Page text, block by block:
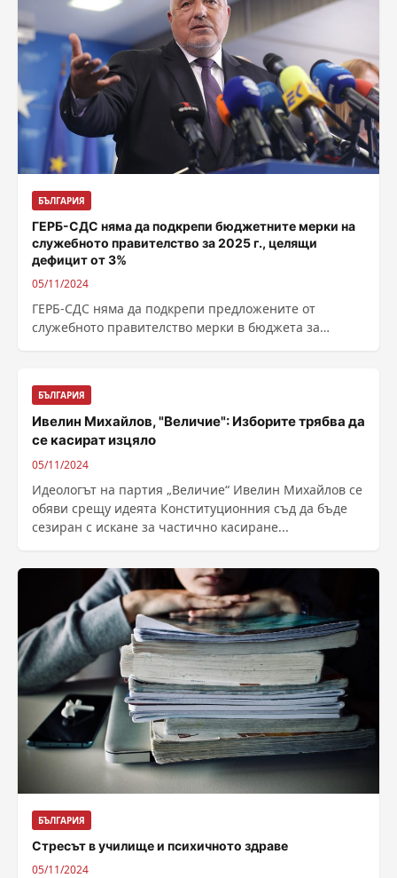
БЪЛГАРИЯ
ГЕРБ-СДС няма да подкрепи бюджетните мерки на
служебното правителство за 2025 г., целящи
дефицит от 3%
05/11/2024
ГЕРБ-СДС няма да подкрепи предложените от
служебното правителство мерки в бюджета за
БЪЛГАРИЯ
Ивелин Михайлов, "Величие": Изборите трябва да
се касират изцяло
05/11/2024
Идеологът на партия „Величие“ Ивелин Михайлов се
обяви срещу идеята Конституционния съд да бъде
сезиран с искане за частично касиране...
БЪЛГАРИЯ
Стресът в училище и психичното здраве
05/11/2024